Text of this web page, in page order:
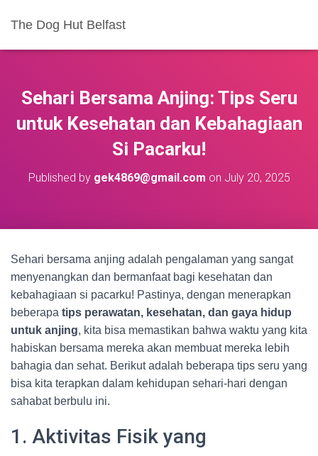
The Dog Hut Belfast
Sehari Bersama Anjing: Tips Seru
untuk Kesehatan dan Kebahagiaan
Si Pacarku!
Published by gek4869@gmail.com on July 20, 2025
Sehari bersama anjing adalah pengalaman yang sangat
menyenangkan dan bermanfaat bagi kesehatan dan
kebahagiaan si pacarku! Pastinya, dengan menerapkan
beberapa tips perawatan, kesehatan, dan gaya hidup
untuk anjing, kita bisa memastikan bahwa waktu yang kita
habiskan bersama mereka akan membuat mereka lebih
bahagia dan sehat. Berikut adalah beberapa tips seru yang
bisa kita terapkan dalam kehidupan sehari-hari dengan
sahabat berbulu ini.
1. Aktivitas Fisik yang